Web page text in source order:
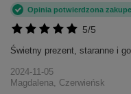
5/5
Opinia potwierdzona
Świetny prezent, staranne i
2024-11-05
Magdalena, Czerwieńsk